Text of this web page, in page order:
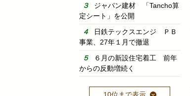
ジャパン建材 「Tancho算
定シート」を公開
日鉄テックスエンジ ＰＢ
事業、27年１月で撤退
６月の新設住宅着工 前年
からの反動増続く
10位まで表示